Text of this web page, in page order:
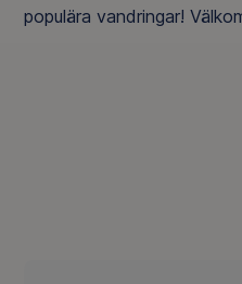
populära vandringar!